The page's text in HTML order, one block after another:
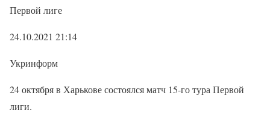
Первой лиге
24.10.2021 21:14
Укринформ
24 октября в Харькове состоялся матч 15-го тура Первой
лиги.